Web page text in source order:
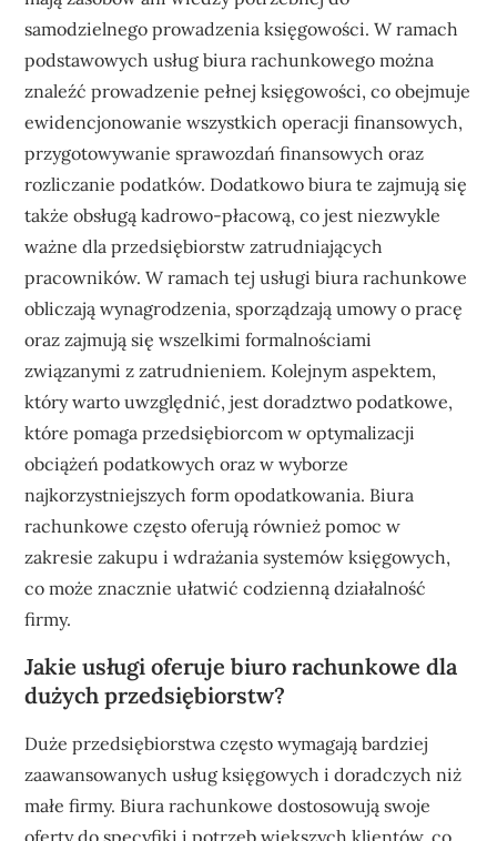
samodzielnego prowadzenia księgowości. W ramach
podstawowych usług biura rachunkowego można
znaleźć prowadzenie pełnej księgowości, co obejmuje
ewidencjonowanie wszystkich operacji finansowych,
przygotowywanie sprawozdań finansowych oraz
rozliczanie podatków. Dodatkowo biura te zajmują się
także obsługą kadrowo-płacową, co jest niezwykle
ważne dla przedsiębiorstw zatrudniających
pracowników. W ramach tej usługi biura rachunkowe
obliczają wynagrodzenia, sporządzają umowy o pracę
oraz zajmują się wszelkimi formalnościami
związanymi z zatrudnieniem. Kolejnym aspektem,
który warto uwzględnić, jest doradztwo podatkowe,
które pomaga przedsiębiorcom w optymalizacji
obciążeń podatkowych oraz w wyborze
najkorzystniejszych form opodatkowania. Biura
rachunkowe często oferują również pomoc w
zakresie zakupu i wdrażania systemów księgowych,
co może znacznie ułatwić codzienną działalność
firmy.
Jakie usługi oferuje biuro rachunkowe dla
dużych przedsiębiorstw?
Duże przedsiębiorstwa często wymagają bardziej
zaawansowanych usług księgowych i doradczych niż
małe firmy. Biura rachunkowe dostosowują swoje
oferty do specyfiki i potrzeb większych klientów, co